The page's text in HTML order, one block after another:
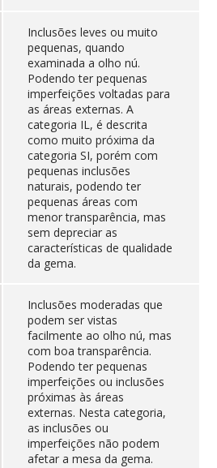
Inclusões leves ou muito
pequenas, quando
examinada a olho nú.
Podendo ter pequenas
imperfeições voltadas para
as áreas externas. A
categoria IL, é descrita
como muito próxima da
categoria SI, porém com
pequenas inclusões
naturais, podendo ter
pequenas áreas com
menor transparência, mas
sem depreciar as
características de qualidade
da gema.
Inclusões moderadas que
podem ser vistas
facilmente ao olho nú, mas
com boa transparência.
Podendo ter pequenas
imperfeições ou inclusões
próximas às áreas
externas. Nesta categoria,
as inclusões ou
imperfeições não podem
afetar a mesa da gema.